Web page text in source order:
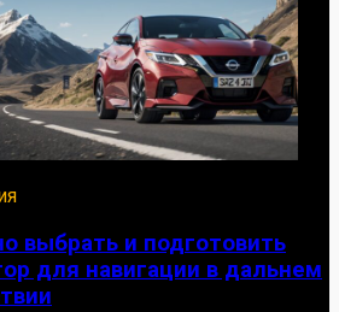
выбрать и подготовить
для навигации в дальнем